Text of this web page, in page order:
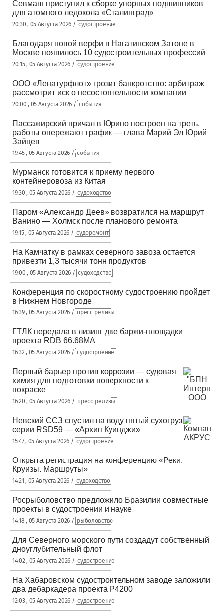
Севмаш приступил к сборке упорных подшипников
для атомного ледокола «Сталинград»
20:30 , 05 Августа 2026 / судостроение
Благодаря новой верфи в Нагатинском Затоне в
Москве появилось 10 судостроительных профессий
20:15 , 05 Августа 2026 / судостроение
ООО «Ленатурфлот» грозит банкротство: арбитраж
рассмотрит иск о несостоятельности компании
20:00 , 05 Августа 2026 / события
Пассажирский причал в Юрино построен на треть,
работы опережают график — глава Марий Эл Юрий
Зайцев
19:45 , 05 Августа 2026 / события
Мурманск готовится к приему первого
контейнеровоза из Китая
19:30 , 05 Августа 2026 / судоходство
Паром «Александр Деев» возвратился на маршрут
Ванино — Холмск после планового ремонта
19:15 , 05 Августа 2026 / судоремонт
На Камчатку в рамках северного завоза остается
привезти 1,3 тысячи тонн продуктов
19:00 , 05 Августа 2026 / судоходство
Конференция по скоростному судостроению пройдет
в Нижнем Новгороде
16:39 , 05 Августа 2026 / пресс-релизы
ГТЛК передала в лизинг две баржи-площадки
проекта RDB 66.68МА
16:32 , 05 Августа 2026 / судостроение
Первый барьер против коррозии — судовая
химия для подготовки поверхности к
покраске
16:20 , 05 Августа 2026 / пресс-релизы
Невский ССЗ спустил на воду пятый сухогруз
серии RSD59 — «Архип Куинджи»
15:47 , 05 Августа 2026 / судостроение
Открыта регистрация на конференцию «Реки.
Круизы. Маршруты»
14:21 , 05 Августа 2026 / судоходство
Росрыболовство предложило Бразилии совместные
проекты в судостроении и науке
14:18 , 05 Августа 2026 / рыболовство
Для Северного морского пути создадут собственный
дноуглубительный флот
14:02 , 05 Августа 2026 / судостроение
На Хабаровском судостроительном заводе заложили
два дебаркадера проекта Р4200
12:03 , 05 Августа 2026 / судостроение